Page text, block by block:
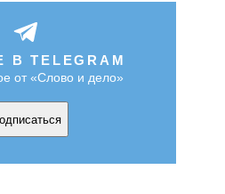
TELEGRAM
от «Слово и дело»